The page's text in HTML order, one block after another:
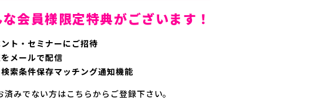
会員様限定特典がございます！
ト・セミナーにご招待
メールで配信
索条件保存マッチング通知機能
済みでない方はこちらからご登録下さい。